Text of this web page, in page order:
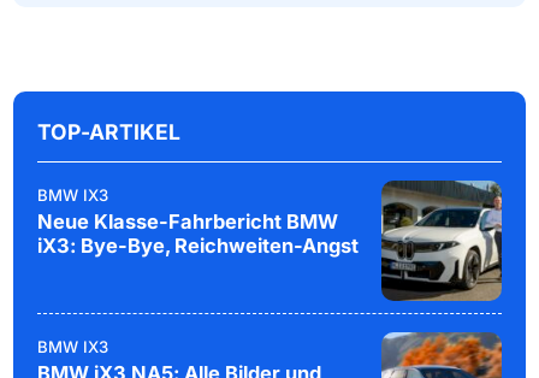
TOP-ARTIKEL
BMW IX3
Neue Klasse-Fahrbericht BMW
iX3: Bye-Bye, Reichweiten-Angst
BMW IX3
BMW iX3 NA5: Alle Bilder und